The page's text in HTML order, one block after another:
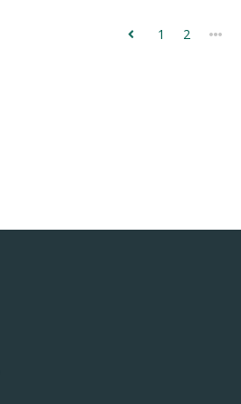
1 2